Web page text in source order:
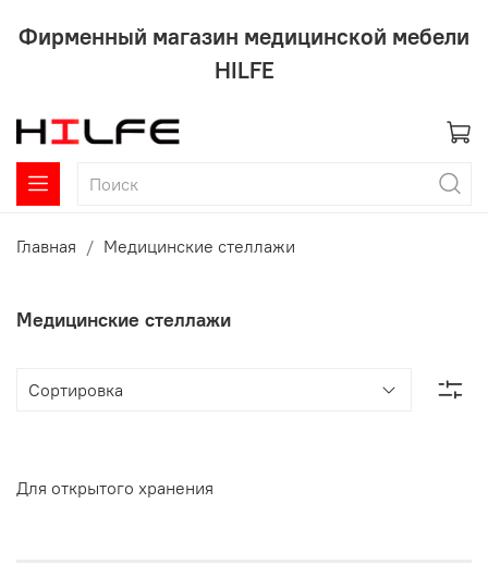
Фирменный магазин медицинской мебели
HILFE
Главная Медицинские стеллажи
Медицинские стеллажи
Для открытого хранения